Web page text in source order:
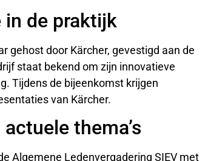
in de praktijk
gehost door Kärcher, gevestigd aan de
staat bekend om zijn innovatieve
Tijdens de bijeenkomst krijgen
van Kärcher.
thema’s
Algemene Ledenvergadering SIEV met